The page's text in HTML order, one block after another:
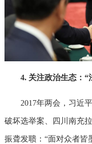
4. 关注政治生态：“
2017年两会，习近平
破坏选举案、四川南充
振聋发聩：“面对众者皆